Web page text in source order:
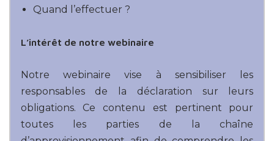
Quand l’effectuer ?
L’intérêt de notre webinaire
Notre webinaire vise à sensibiliser les
responsables de la déclaration sur leurs
obligations. Ce contenu est pertinent pour
toutes les parties de la chaîne